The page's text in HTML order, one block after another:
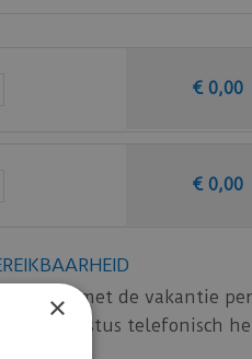
€ 0,00
€ 0,00
verband met de vakantie
14 augustus telefonisch
×